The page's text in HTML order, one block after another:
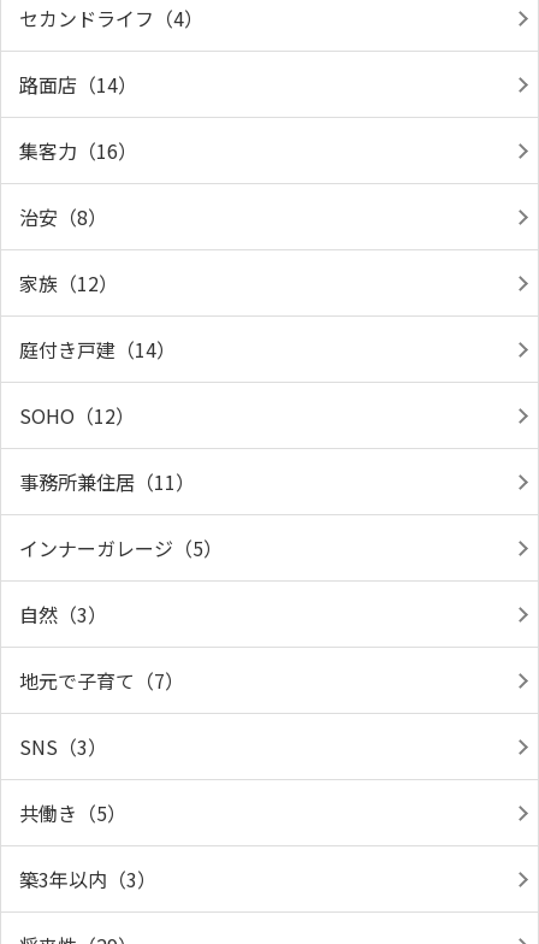
セカンドライフ（4）
路面店（14）
集客力（16）
治安（8）
家族（12）
庭付き戸建（14）
SOHO（12）
事務所兼住居（11）
インナーガレージ（5）
自然（3）
地元で子育て（7）
SNS（3）
共働き（5）
築3年以内（3）